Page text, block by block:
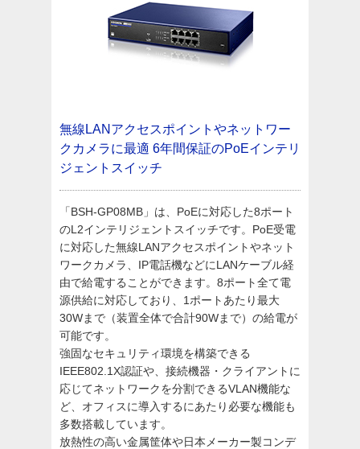
無線LANアクセスポイントやネットワー
クカメラに最適 6年間保証のPoEインテリ
ジェントスイッチ
「BSH-GP08MB」は、PoEに対応した8ポート
のL2インテリジェントスイッチです。PoE受電
に対応した無線LANアクセスポイントやネット
ワークカメラ、IP電話機などにLANケーブル経
由で給電することができます。8ポート全て電
源供給に対応しており、1ポートあたり最大
30Wまで（装置全体で合計90Wまで）の給電が
可能です。
強固なセキュリティ環境を構築できる
IEEE802.1X認証や、接続機器・クライアントに
応じてネットワークを分割できるVLAN機能な
ど、オフィスに導入するにあたり必要な機能も
多数搭載しています。
放熱性の高い金属筐体や日本メーカー製コンデ